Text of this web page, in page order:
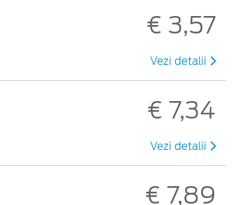
€ 3,57
Vezi detalii
€ 7,34
Vezi detalii
€ 7,89